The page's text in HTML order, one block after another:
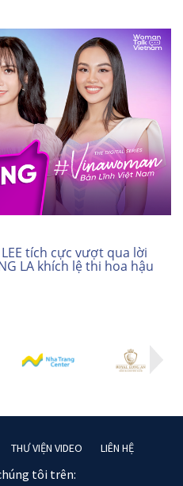
tích cực vượt qua lời
LA khích lệ thi hoa hậu
THƯ VIỆN VIDEO LIÊN HỆ
tôi trên: